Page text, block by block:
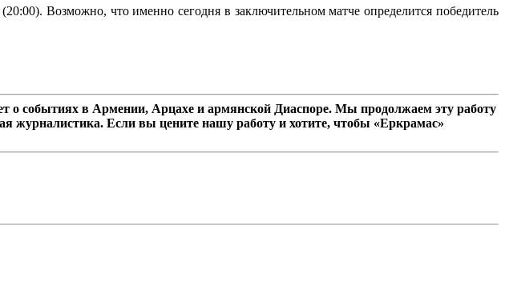
Возможно, что именно сегодня в заключительном матче определится победитель
о событиях в Армении, Арцахе и армянской Диаспоре. Мы продолжаем эту работу
журналистика. Если вы цените нашу работу и хотите, чтобы «Еркрамас»